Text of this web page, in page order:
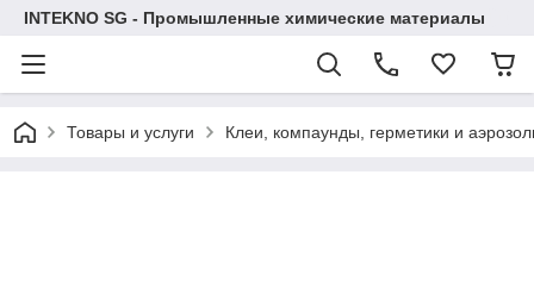
INTEKNO SG - Промышленные химические материалы
Товары и услуги Клеи, компаунды, герметики и